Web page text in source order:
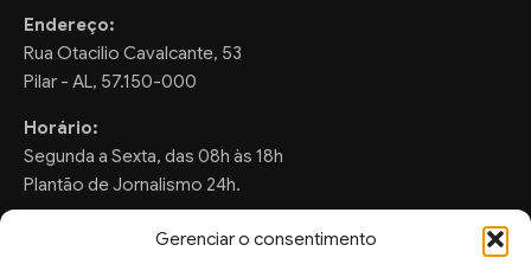
Gerenciar o consentimento
Endereço:
Rua Otacilio Cavalcante, 53
Pilar - AL, 57.150-000
Horário:
Segunda a Sexta, das 08h às 18h
Plantão de Jornalismo 24h.